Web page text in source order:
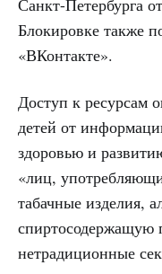
Санкт-Петербурга
Блокировке также
«ВКонтакте».
Доступ к ресурсам
детей от
здоровью и
«лиц,
табачные изделия,
спиртосодержащую
нетрадиционные